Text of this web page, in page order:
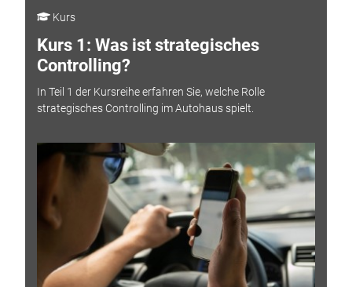
Kurs
Kurs 1: Was ist strategisches
Controlling?
In Teil 1 der Kursreihe erfahren Sie, welche Rolle
strategisches Controlling im Autohaus spielt.